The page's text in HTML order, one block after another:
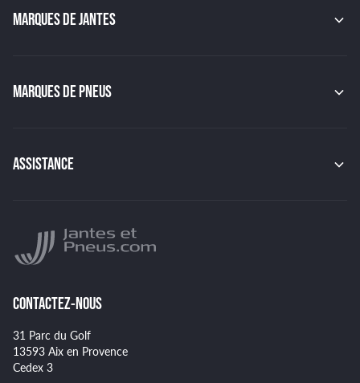
MARQUES DE JANTES
GMP
JAPAN RACING
BBS
MARQUES DE PNEUS
PIRELLI
HANKOOK
GOODYEAR
ASSISTANCE
Montage et démontage de vos pneus
Spécificités pour certains pneus
CONTACTEZ-NOUS
31 Parc du Golf
13593 Aix en Provence
Cedex 3